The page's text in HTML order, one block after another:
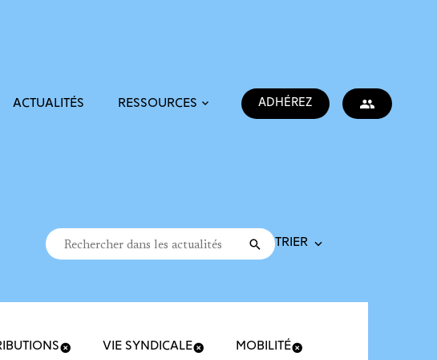
ACTUALITÉS RESSOURCES ADHÉREZ
Recherche
Rechercher dans les actualités Valider
Trier la recherche
VIE SYNDICALE MOBILITÉ